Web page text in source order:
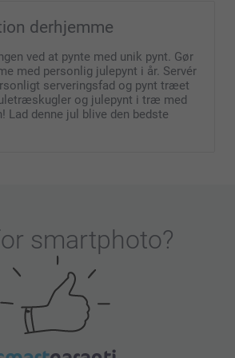
derhjemme
ved at pynte med unik pynt. Gør
med personlig julepynt i år. Servér
serveringsfad og pynt træet
og julepynt i træ med
Lad denne jul blive den bedste
smartphoto?